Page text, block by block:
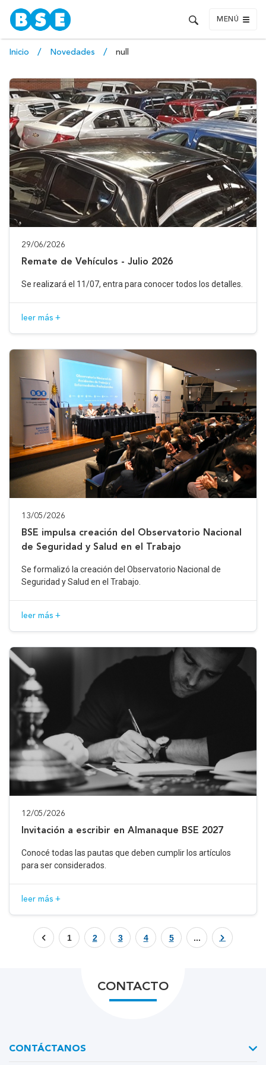
MENÚ
Inicio Novedades null
29/06/2026
Remate de Vehículos - Julio 2026
Se realizará el 11/07, entra para conocer todos los detalles.
leer más +
13/05/2026
BSE impulsa creación del Observatorio Nacional
de Seguridad y Salud en el Trabajo
Se formalizó la creación del Observatorio Nacional de
Seguridad y Salud en el Trabajo.
leer más +
12/05/2026
Invitación a escribir en Almanaque BSE 2027
Conocé todas las pautas que deben cumplir los artículos
para ser considerados.
leer más +
1 2 3 4 5 ...
CONTACTO
CONTÁCTANOS